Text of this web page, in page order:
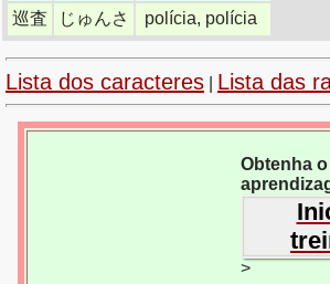
巡査
じゅんさ polícia, polícia
Lista dos caracteres Lista das
Obtenha
>